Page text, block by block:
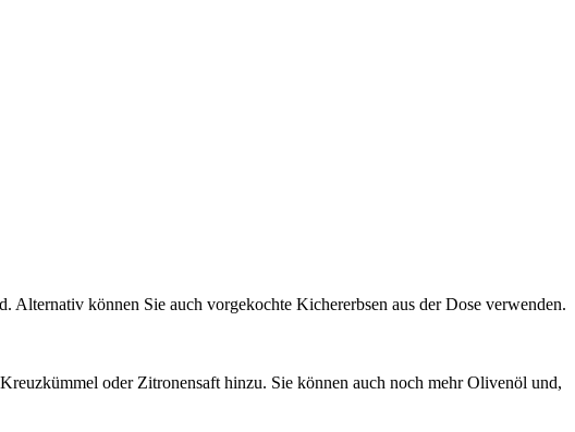
können Sie auch vorgekochte Kichererbsen aus der Dose verwenden.
oder Zitronensaft hinzu. Sie können auch noch mehr Olivenöl und,